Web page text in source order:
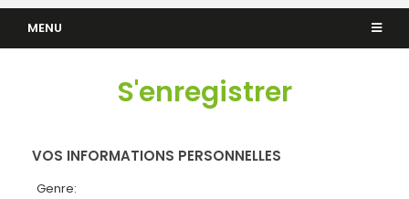
MENU
S'enregistrer
VOS INFORMATIONS PERSONNELLES
Genre: